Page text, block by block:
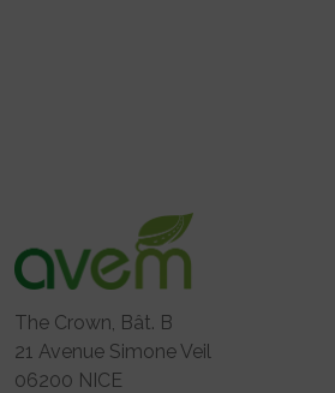
The Crown, Bât. B
21 Avenue Simone Veil
06200 NICE